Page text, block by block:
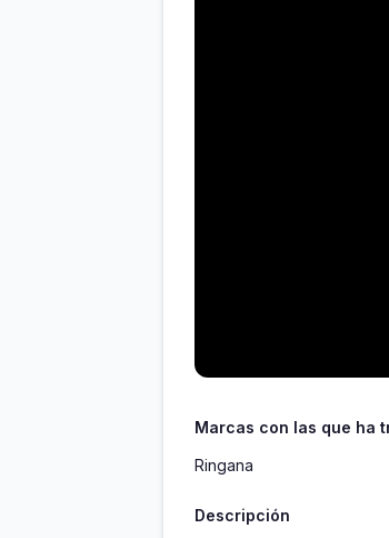
Marcas con las que ha
Ringana
Descripción